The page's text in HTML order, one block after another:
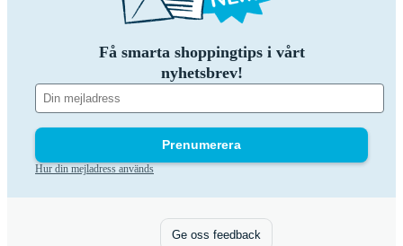
Få smarta shoppingtips i vårt
nyhetsbrev!
Prenumerera
Hur din mejladress används
Ge oss feedback